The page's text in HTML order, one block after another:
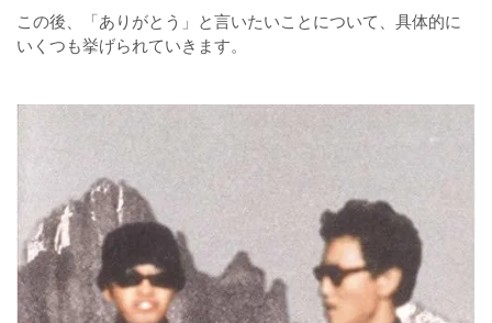
この後、「ありがとう」と言いたいことについて、具体的に
いくつも挙げられていきます。